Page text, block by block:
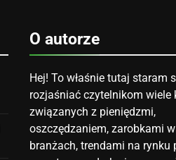
O autorze
Hej! To właśnie tutaj staram
rozjaśniać czytelnikom wiele
związanych z pieniędzmi,
oszczędzaniem, zarobkami
branżach, trendami na rynku